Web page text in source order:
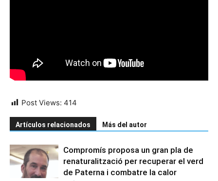
Post Views: 414
Artículos relacionados Más del autor
Compromís proposa un gran pla de
renaturalització per recuperar el verd
de Paterna i combatre la calor